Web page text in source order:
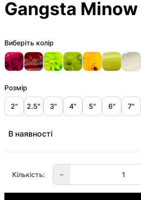
Gangsta Minow
Виберіть колір
Розмір
2" 2.5" 3" 4" 5" 6" 7"
В наявності
Кількість: −